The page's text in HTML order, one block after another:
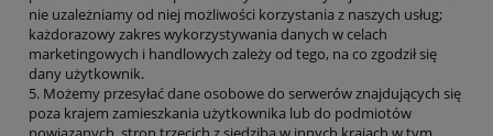
nie uzależniamy od niej możliwości korzystania z naszych usług;
każdorazowy zakres wykorzystywania danych w celach
marketingowych i handlowych zależy od tego, na co zgodził się
dany użytkownik.
5. Możemy przesyłać dane osobowe do serwerów znajdujących się
poza krajem zamieszkania użytkownika lub do podmiotów